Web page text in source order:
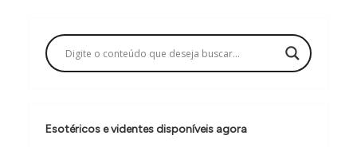
ç
ã
d
Esotéricos e videntes disponíveis agora